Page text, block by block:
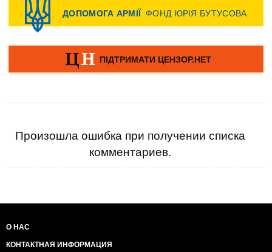
Произошла ошибка при получении списка
комментариев.
О НАС
КОНТАКТНАЯ ИНФОРМАЦИЯ